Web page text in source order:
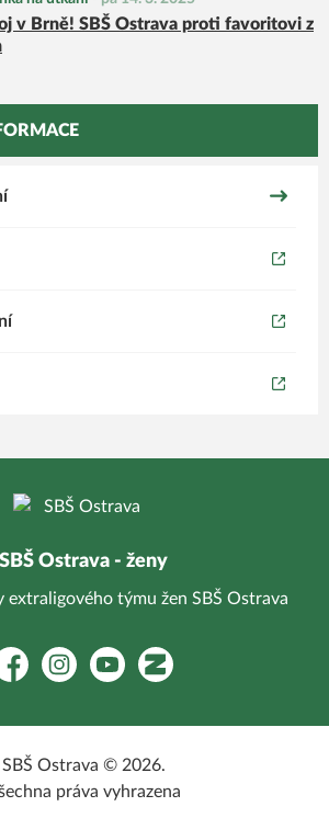
v Brně! SBŠ Ostrava proti favoritovi z
SBŠ Ostrava - ženy
týmu žen SBŠ Ostrava
InstagramYouTubeZonerama
SBŠ Ostrava © 2026.
práva vyhrazena